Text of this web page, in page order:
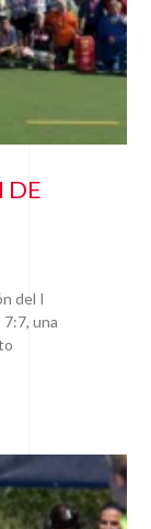
DE
del I
una